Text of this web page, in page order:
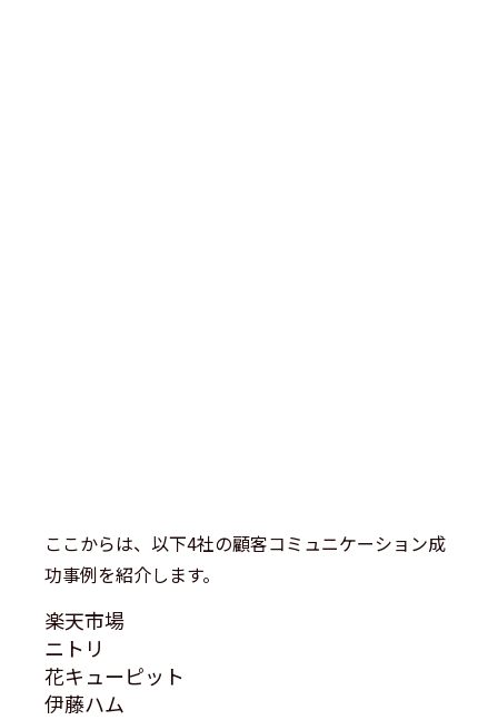
ここからは、以下4社の顧客コミュニケーション成
功事例を紹介します。
楽天市場
ニトリ
花キューピット
伊藤ハム